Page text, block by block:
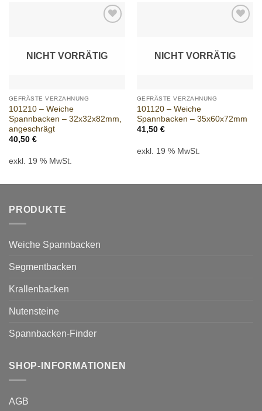
NICHT VORRÄTIG
GEFRÄSTE VERZAHNUNG
101210 – Weiche
Spannbacken – 32x32x82mm,
angeschrägt
40,50 €
exkl. 19 % MwSt.
NICHT VORRÄTIG
GEFRÄSTE VERZAHNUNG
101120 – Weiche
Spannbacken – 35x60x72mm
41,50 €
exkl. 19 % MwSt.
PRODUKTE
Weiche Spannbacken
Segmentbacken
Krallenbacken
Nutensteine
Spannbacken-Finder
SHOP-INFORMATIONEN
AGB